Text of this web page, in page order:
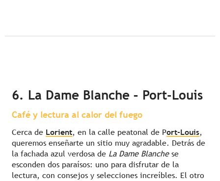
6. La Dame Blanche – Port-Louis
Café y lectura al calor del fuego
Cerca de Lorient, en la calle peatonal de Port-Louis,
queremos enseñarte un sitio muy agradable. Detrás de
la fachada azul verdosa de La Dame Blanchese
esconden dos paraísos: uno para disfrutar de la
lectura, con consejos y selecciones increíbles. El otro